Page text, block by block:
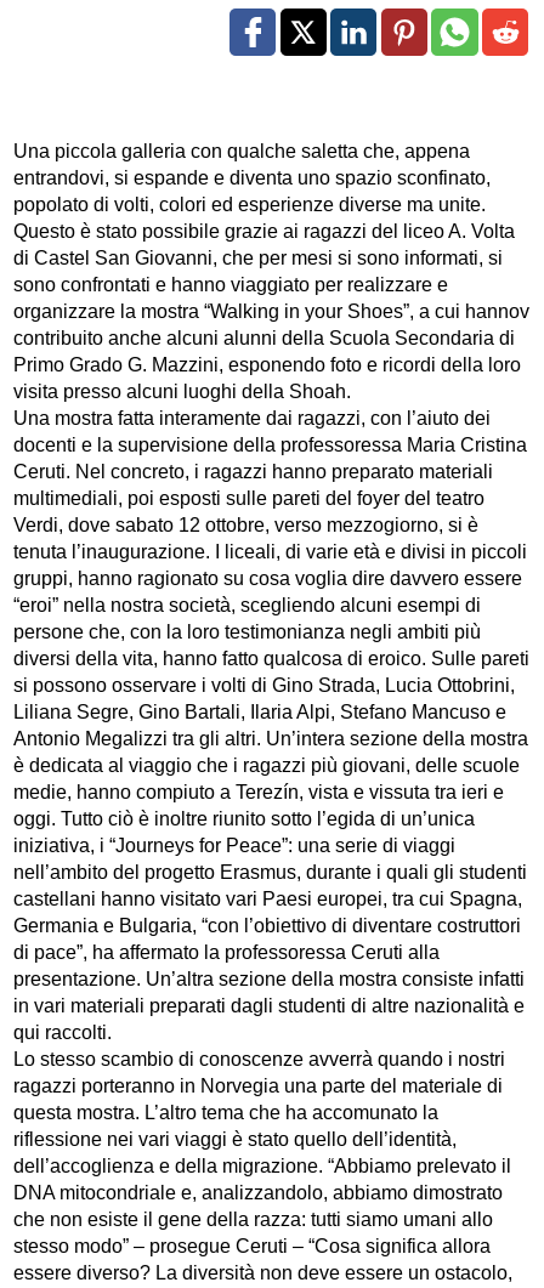
Una piccola galleria con qualche saletta che, appena
entrandovi, si espande e diventa uno spazio sconfinato,
popolato di volti, colori ed esperienze diverse ma unite.
Questo è stato possibile grazie ai ragazzi del liceo A. Volta
di Castel San Giovanni, che per mesi si sono informati, si
sono confrontati e hanno viaggiato per realizzare e
organizzare la mostra “Walking in your Shoes”, a cui hannov
contribuito anche alcuni alunni della Scuola Secondaria di
Primo Grado G. Mazzini, esponendo foto e ricordi della loro
visita presso alcuni luoghi della Shoah.
Una mostra fatta interamente dai ragazzi, con l’aiuto dei
docenti e la supervisione della professoressa Maria Cristina
Ceruti. Nel concreto, i ragazzi hanno preparato materiali
multimediali, poi esposti sulle pareti del foyer del teatro
Verdi, dove sabato 12 ottobre, verso mezzogiorno, si è
tenuta l’inaugurazione. I liceali, di varie età e divisi in piccoli
gruppi, hanno ragionato su cosa voglia dire davvero essere
“eroi” nella nostra società, scegliendo alcuni esempi di
persone che, con la loro testimonianza negli ambiti più
diversi della vita, hanno fatto qualcosa di eroico. Sulle pareti
si possono osservare i volti di Gino Strada, Lucia Ottobrini,
Liliana Segre, Gino Bartali, Ilaria Alpi, Stefano Mancuso e
Antonio Megalizzi tra gli altri. Un’intera sezione della mostra
è dedicata al viaggio che i ragazzi più giovani, delle scuole
medie, hanno compiuto a Terezín, vista e vissuta tra ieri e
oggi. Tutto ciò è inoltre riunito sotto l’egida di un’unica
iniziativa, i “Journeys for Peace”: una serie di viaggi
nell’ambito del progetto Erasmus, durante i quali gli studenti
castellani hanno visitato vari Paesi europei, tra cui Spagna,
Germania e Bulgaria, “con l’obiettivo di diventare costruttori
di pace”, ha affermato la professoressa Ceruti alla
presentazione. Un’altra sezione della mostra consiste infatti
in vari materiali preparati dagli studenti di altre nazionalità e
qui raccolti.
Lo stesso scambio di conoscenze avverrà quando i nostri
ragazzi porteranno in Norvegia una parte del materiale di
questa mostra. L’altro tema che ha accomunato la
riflessione nei vari viaggi è stato quello dell’identità,
dell’accoglienza e della migrazione. “Abbiamo prelevato il
DNA mitocondriale e, analizzandolo, abbiamo dimostrato
che non esiste il gene della razza: tutti siamo umani allo
stesso modo” – prosegue Ceruti – “Cosa significa allora
essere diverso? La diversità non deve essere un ostacolo,